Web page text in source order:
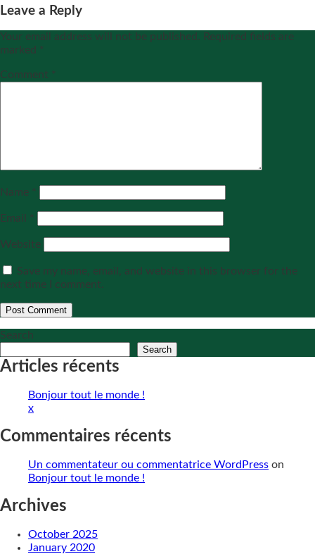
Leave a Reply
Your email address will not be published. Required fields are
marked *
Comment *
Name *
Email *
Website
Save my name, email, and website in this browser for the
next time I comment.
Search
Search
Articles récents
Bonjour tout le monde !
x
Commentaires récents
Un commentateur ou commentatrice WordPress on
Bonjour tout le monde !
Archives
October 2025
January 2020